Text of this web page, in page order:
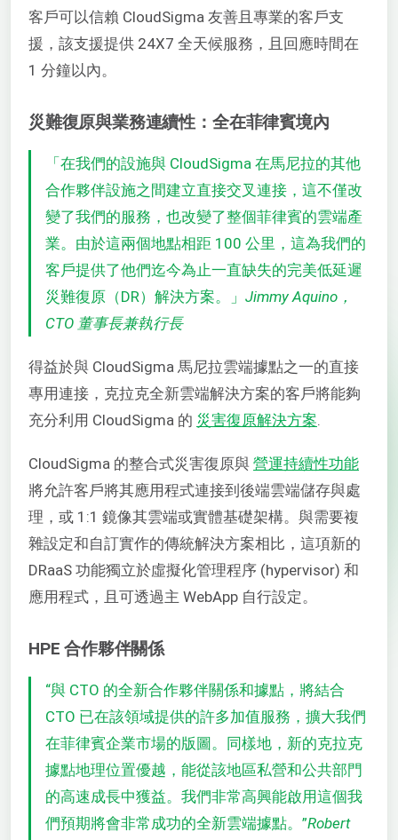
客戶可以信賴 CloudSigma 友善且專業的客戶支
援，該支援提供 24X7 全天候服務，且回應時間在
1 分鐘以內。
災難復原與業務連續性：全在菲律賓境內
「在我們的設施與 CloudSigma 在馬尼拉的其他
合作夥伴設施之間建立直接交叉連接，這不僅改
變了我們的服務，也改變了整個菲律賓的雲端產
業。由於這兩個地點相距 100 公里，這為我們的
客戶提供了他們迄今為止一直缺失的完美低延遲
災難復原（DR）解決方案。」 Jimmy Aquino，
CTO 董事長兼執行長
得益於與 CloudSigma 馬尼拉雲端據點之一的直接
專用連接，克拉克全新雲端解決方案的客戶將能夠
充分利用 CloudSigma 的 災害復原解決方案.
CloudSigma 的整合式災害復原與 營運持續性功能
將允許客戶將其應用程式連接到後端雲端儲存與處
理，或 1:1 鏡像其雲端或實體基礎架構。與需要複
雜設定和自訂實作的傳統解決方案相比，這項新的
DRaaS 功能獨立於虛擬化管理程序 (hypervisor) 和
應用程式，且可透過主 WebApp 自行設定。
HPE 合作夥伴關係
“與 CTO 的全新合作夥伴關係和據點，將結合
CTO 已在該領域提供的許多加值服務，擴大我們
在菲律賓企業市場的版圖。同樣地，新的克拉克
據點地理位置優越，能從該地區私營和公共部門
的高速成長中獲益。我們非常高興能啟用這個我
們預期將會非常成功的全新雲端據點。”Robert